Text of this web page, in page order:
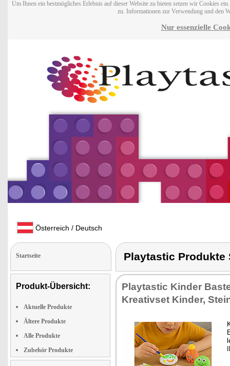
Um Ihnen ein bestmögliches Erlebnis auf dieser Website zu bieten setzen wir Cookies
zu. Informationen zur Verwendung und den
Nur essenzielle
Österreich / Deutsch
Startseite
Produkt-Übersicht:
Aktuelle Produkte
Ältere Produkte
Alle Produkte
Zubehör Produkte
Playtastic Produkte
Playtastic Kinder
Kreativset Kinder,